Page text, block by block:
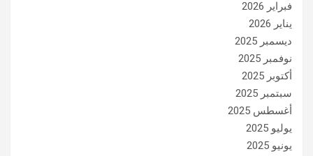
فبراير 2026
يناير 2026
ديسمبر 2025
نوفمبر 2025
أكتوبر 2025
سبتمبر 2025
أغسطس 2025
يوليو 2025
يونيو 2025